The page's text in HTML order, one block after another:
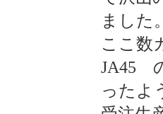
ました
ここ
JA45
ったよ